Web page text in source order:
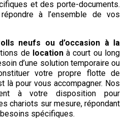
et des porte-documents.
à l’ensemble de vos
neufs ou d’occasion à la
de locationà court ou long
d’une solution temporaire ou
votre propre flotte de
là pour vous accompagner. Nos
à votre disposition pour
chariots sur mesure, répondant
spécifiques.